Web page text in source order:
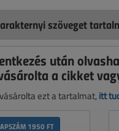
szöveget
után
a cikket
ezt a tartalmat, itt
1950 FT